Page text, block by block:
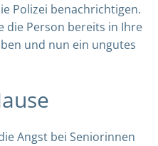
Polizei benachrichtigen.
die Person bereits in Ihre
und nun ein ungutes
Angst bei Seniorinnen